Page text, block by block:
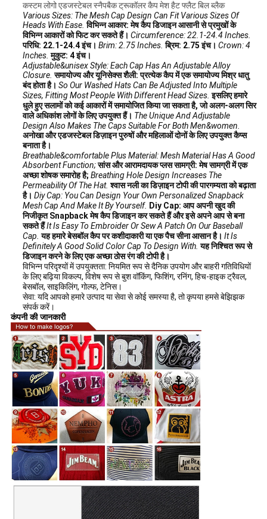
कस्टम लोगो एडजस्टेबल स्नैपबैक ट्रूकॉलर कैप मेश हैट फ्लैट बिल ब्लैक
Various Sizes: The Mesh Cap Design Can Fit Various Sizes Of
Heads With Ease. विभिन्न आकार: मेष कैप डिजाइन आसानी से प्रमुखों के
विभिन्न आकारों को फिट कर सकते हैं। Circumference: 22.1-24.4 Inches.
परिधि: 22.1-24.4 इंच। Brim: 2.75 Inches. ब्रिम: 2.75 इंच। Crown: 4
Inches. मुकुट: 4 इंच।
Adjustable&unisex Style: Each Cap Has An Adjustable Alloy
Closure. समायोज्य और यूनिसेक्स शैली: प्रत्येक कैप में एक समायोज्य मिश्र धातु
बंद होता है। So Our Washed Hats Can Be Adjusted Into Multiple
Sizes, Fitting Most People With Different Head Sizes. इसलिए हमारे
धुले हुए सलामों को कई आकारों में समायोजित किया जा सकता है, जो अलग-अलग सिर
वाले अधिकांश लोगों के लिए उपयुक्त हैं। The Unique And Adjustable
Design Also Makes The Caps Suitable For Both Men&women.
अनोखा और एडजस्टेबल डिज़ाइन पुरुषों और महिलाओं दोनों के लिए उपयुक्त कैप्स
बनाता है।
Breathable&comfortable Plus Material: Mesh Material Has A Good
Absorbent Function;सांस और आरामदायक प्लस सामग्री: मेष सामग्री में एक
अच्छा शोषक समारोह है; Breathing Hole Design Increases The
Permeability Of The Hat. श्वास नली का डिज़ाइन टोपी की पारगम्यता को बढ़ाता
है। Diy Cap: You Can Design Your Own Personalized Snapback
Mesh Cap And Make It By Yourself. Diy Cap: आप अपनी खुद की
निजीकृत Snapback मेष कैप डिजाइन कर सकते हैं और इसे अपने आप से बना
सकते हैंIt Is Easy To Embroider Or Sew A Patch On Our Baseball
Cap. यह हमारे बेसबॉल कैप पर कशीदाकारी या एक पैच सीना आसान है। It Is
Definitely A Good Solid Color Cap To Design With. यह निश्चित रूप से
डिजाइन करने के लिए एक अच्छा ठोस रंग की टोपी है।
विभिन्न परिदृश्यों में उपयुक्तता: नियमित रूप से दैनिक उपयोग और बाहरी गतिविधियों
के लिए बढ़िया विकल्प, विशेष रूप से बुश वॉकिंग, फिशिंग, रनिंग, हिच-हाइक ट्रैवल,
बेसबॉल, साइकिलिंग, गोल्फ, टेनिस।
सेवा: यदि आपको हमारे उत्पाद या सेवा से कोई समस्या है, तो कृपया हमसे बेझिझक
संपर्क करें।
कंपनी की जानकारी